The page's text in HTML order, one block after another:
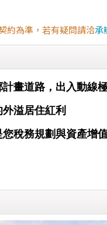
約為準，若有疑問請洽承